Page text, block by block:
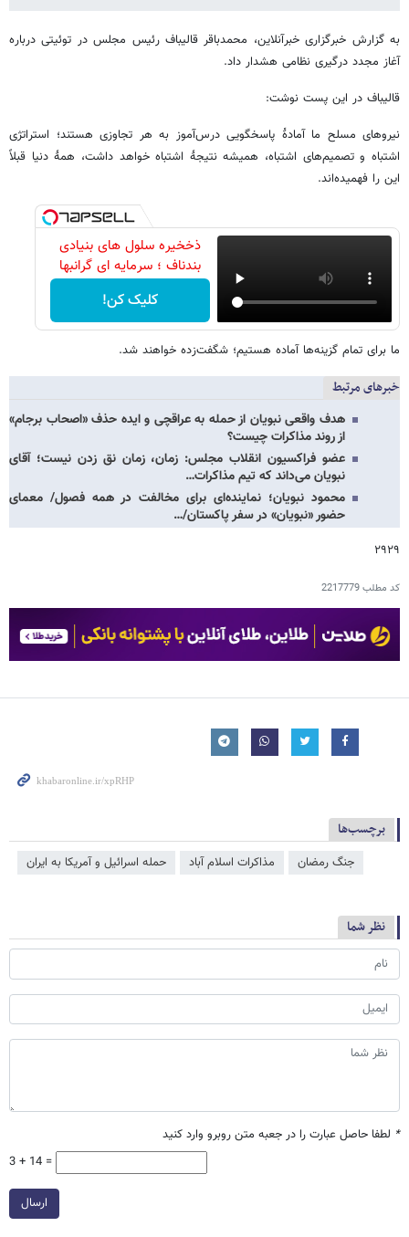
به گزارش خبرگزاری خبرآنلاین، محمدباقر قالیباف رئیس مجلس در توئیتی درباره
آغاز مجدد درگیری نظامی هشدار داد.
قالیباف در این پست نوشت:
نیروهای مسلح ما آمادهٔ پاسخگویی درس‌آموز به هر تجاوزی هستند؛ استراتژی
اشتباه و تصمیم‌های اشتباه، همیشه نتیجهٔ اشتباه خواهد داشت، همهٔ دنیا قبلاً
این را فهمیده‌اند.
ذخخیره سلول های بنیادی
بندناف ؛ سرمایه ای گرانبها
کلیک کن!
ما برای تمام گزینه‌ها آماده هستیم؛ شگفت‌زده خواهند شد.
خبرهای مرتبط
هدف واقعی نبویان از حمله به عراقچی و ایده حذف «اصحاب برجام»
از روند مذاکرات چیست؟
عضو فراکسیون انقلاب مجلس: زمان، زمان نق زدن نیست؛ آقای
نبویان می‌داند که تیم مذاکرات…
محمود نبویان؛ نماینده‌ای برای مخالفت در همه فصول/ معمای
حضور «نبویان» در سفر پاکستان/…
۲۹۲۹
کد مطلب2217779
برچسب‌ها
جنگ رمضان مذاکرات اسلام آباد حمله اسرائیل و آمریکا به ایران
نظر شما
* لطفا حاصل عبارت را در جعبه متن روبرو وارد کنید
3 + 14 =
ارسال